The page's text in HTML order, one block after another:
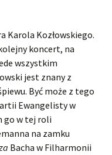
Karola Kozłowskiego.
koncert, na
wszystkim
jest znany z
Być może z tego
Ewangelisty w
go w tej roli
na zamku
Bacha w Filharmonii